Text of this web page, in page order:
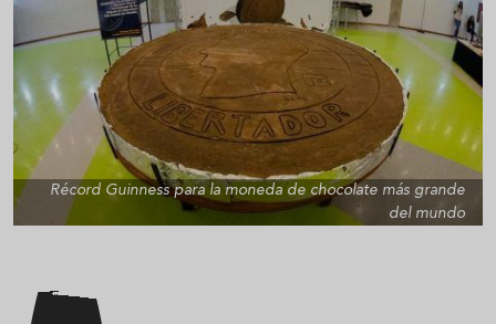
Récord Guinness para la moneda de chocolate más grande
del mundo